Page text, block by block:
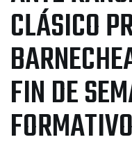
CLÁSICO
FIN DE
FORMATIVO